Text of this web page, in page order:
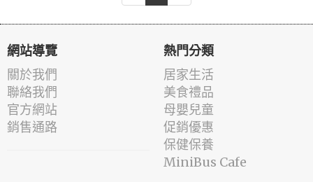
網站導覽
關於我們
聯絡我們
官方網站
銷售通路
熱門分類
居家生活
美食禮品
母嬰兒童
促銷優惠
保健保養
MiniBus Cafe